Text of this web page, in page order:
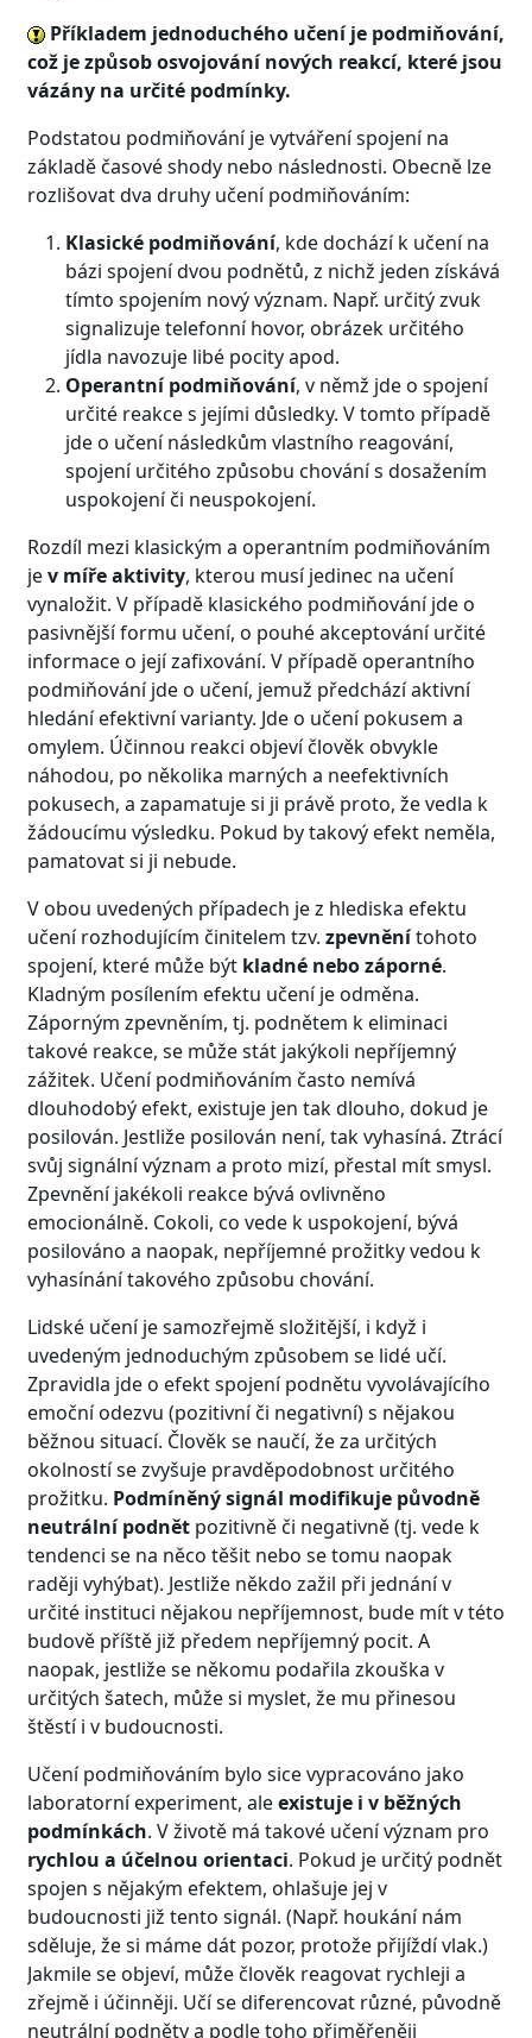
Příkladem jednoduchého učení je podmiňování,
což je způsob osvojování nových reakcí, které jsou
vázány na určité podmínky.
Podstatou podmiňování je vytváření spojení na
základě časové shody nebo následnosti. Obecně lze
rozlišovat dva druhy učení podmiňováním:
Klasické podmiňování, kde dochází k učení na
bázi spojení dvou podnětů, z nichž jeden získává
tímto spojením nový význam. Např. určitý zvuk
signalizuje telefonní hovor, obrázek určitého
jídla navozuje libé pocity apod.
Operantní podmiňování, v němž jde o spojení
určité reakce s jejími důsledky. V tomto případě
jde o učení následkům vlastního reagování,
spojení určitého způsobu chování s dosažením
uspokojení či neuspokojení.
Rozdíl mezi klasickým a operantním podmiňováním
jev míře aktivity, kterou musí jedinec na učení
vynaložit. V případě klasického podmiňování jde o
pasivnější formu učení, o pouhé akceptování určité
informace o její zafixování. V případě operantního
podmiňování jde o učení, jemuž předchází aktivní
hledání efektivní varianty. Jde o učení pokusem a
omylem. Účinnou reakci objeví člověk obvykle
náhodou, po několika marných a neefektivních
pokusech, a zapamatuje si ji právě proto, že vedla k
žádoucímu výsledku. Pokud by takový efekt neměla,
pamatovat si ji nebude.
V obou uvedených případech je z hlediska efektu
učení rozhodujícím činitelem tzv. zpevněnítohoto
spojení, které může být kladné nebo záporné.
Kladným posílením efektu učení je odměna.
Záporným zpevněním, tj. podnětem k eliminaci
takové reakce, se může stát jakýkoli nepříjemný
zážitek. Učení podmiňováním často nemívá
dlouhodobý efekt, existuje jen tak dlouho, dokud je
posilován. Jestliže posilován není, tak vyhasíná. Ztrácí
svůj signální význam a proto mizí, přestal mít smysl.
Zpevnění jakékoli reakce bývá ovlivněno
emocionálně. Cokoli, co vede k uspokojení, bývá
posilováno a naopak, nepříjemné prožitky vedou k
vyhasínání takového způsobu chování.
Lidské učení je samozřejmě složitější, i když i
uvedeným jednoduchým způsobem se lidé učí.
Zpravidla jde o efekt spojení podnětu vyvolávajícího
emoční odezvu (pozitivní či negativní) s nějakou
běžnou situací. Člověk se naučí, že za určitých
okolností se zvyšuje pravděpodobnost určitého
prožitku. Podmíněný signál modifikuje původně
neutrální podnět pozitivně či negativně (tj. vede k
tendenci se na něco těšit nebo se tomu naopak
raději vyhýbat). Jestliže někdo zažil při jednání v
určité instituci nějakou nepříjemnost, bude mít v této
budově příště již předem nepříjemný pocit. A
naopak, jestliže se někomu podařila zkouška v
určitých šatech, může si myslet, že mu přinesou
štěstí i v budoucnosti.
Učení podmiňováním bylo sice vypracováno jako
laboratorní experiment, aleexistuje i v běžných
podmínkách. V životě má takové učení význam pro
rychlou a účelnou orientaci. Pokud je určitý podnět
spojen s nějakým efektem, ohlašuje jej v
budoucnosti již tento signál. (Např. houkání nám
sděluje, že si máme dát pozor, protože přijíždí vlak.)
Jakmile se objeví, může člověk reagovat rychleji a
zřejmě i účinněji. Učí se diferencovat různé, původně
neutrální podněty a podle toho přiměřeněji